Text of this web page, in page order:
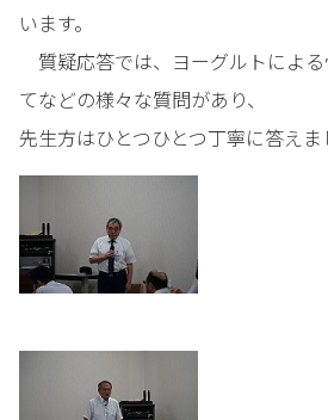
います。
質疑応答では、ヨーグルトによ
てなどの様々な質問があり、
先生方はひとつひとつ丁寧に答えま